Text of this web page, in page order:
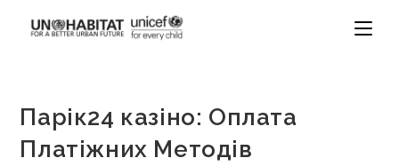
Парік24 казіно: Оплата
Платіжних Методів